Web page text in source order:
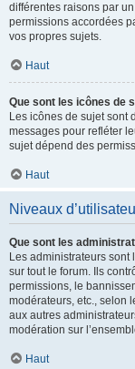
différentes raisons par
permissions accordées
vos propres sujets.
Haut
Que sont les icônes de
Les icônes de sujet sont
messages pour refléter
sujet dépend des
Haut
Niveaux
Que sont les
Les administrateurs
sur tout le forum. Ils
permissions, le
modérateurs, etc., selon
aux autres
modération sur
Haut